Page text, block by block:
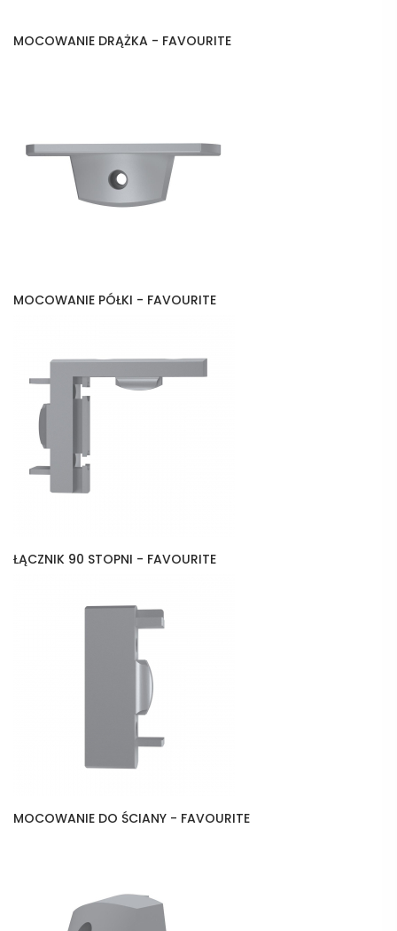
MOCOWANIE DRĄŻKA - FAVOURITE
MOCOWANIE PÓŁKI - FAVOURITE
ŁĄCZNIK 90 STOPNI - FAVOURITE
MOCOWANIE DO ŚCIANY - FAVOURITE